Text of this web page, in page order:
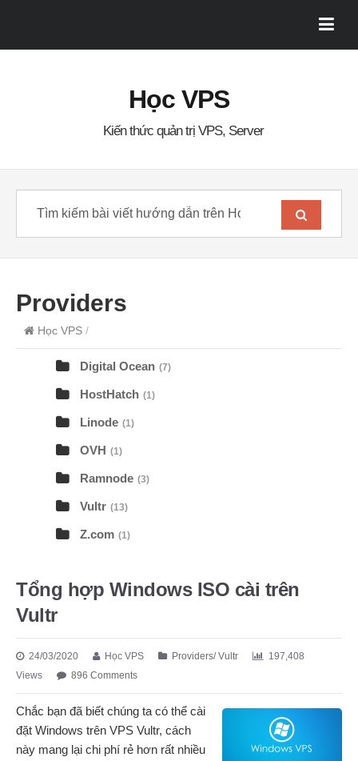
Học VPS
Kiến thức quản trị VPS, Server
Providers
Học VPS /
Digital Ocean (7)
HostHatch (1)
Linode (1)
OVH (1)
Ramnode (3)
Vultr (13)
Z.com (1)
Tổng hợp Windows ISO cài trên
Vultr
24/03/2020 Học VPS Providers/Vultr
197,408
Views
896 Comments
Chắc bạn đã biết chúng ta có thể cài
đặt Windows trên VPS Vultr, cách
này mang lại chi phí rẻ hơn rất nhiều